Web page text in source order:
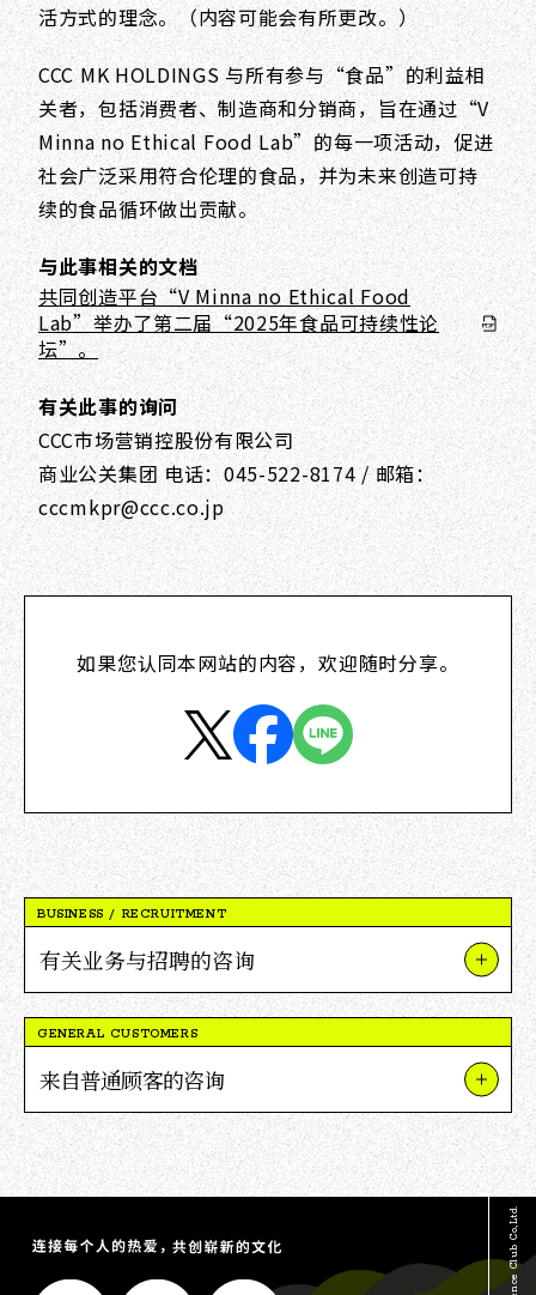
活方式的理念。（内容可能会有所更改。）
CCC MK HOLDINGS 与所有参与“食品”的利益相
关者，包括消费者、制造商和分销商，旨在通过“V
Minna no Ethical Food Lab”的每一项活动，促进
社会广泛采用符合伦理的食品，并为未来创造可持
续的食品循环做出贡献。
与此事相关的文档
共同创造平台“V Minna no Ethical Food
Lab”举办了第二届“2025年食品可持续性论
坛”。
有关此事的询问
CCC市场营销控股份有限公司
商业公关集团 电话：045-522-8174 / 邮箱：
cccmkpr@ccc.co.jp
如果您认同本网站的内容，欢迎随时分享。
BUSINESS / RECRUITMENT
有关业务与招聘的咨询
关于我们的业务和项目
媒体采访及报道相关咨询
其他咨询
GENERAL CUSTOMERS
来自普通顾客的咨询
关于TSUTAYA
关于茑屋书店